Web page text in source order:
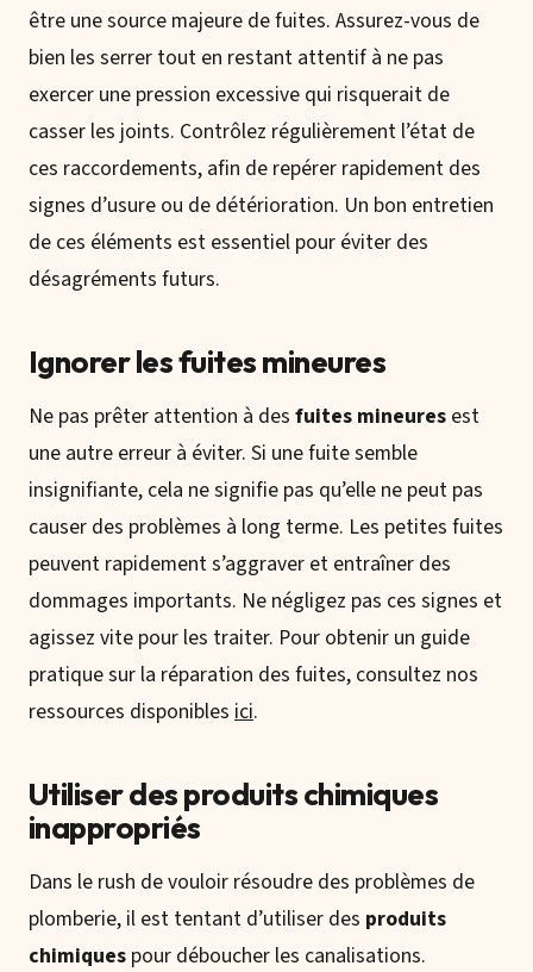
être une source majeure de fuites. Assurez-vous de
bien les serrer tout en restant attentif à ne pas
exercer une pression excessive qui risquerait de
casser les joints. Contrôlez régulièrement l’état de
ces raccordements, afin de repérer rapidement des
signes d’usure ou de détérioration. Un bon entretien
de ces éléments est essentiel pour éviter des
désagréments futurs.
Ignorer les fuites mineures
Ne pas prêter attention à des fuites mineures est
une autre erreur à éviter. Si une fuite semble
insignifiante, cela ne signifie pas qu’elle ne peut pas
causer des problèmes à long terme. Les petites fuites
peuvent rapidement s’aggraver et entraîner des
dommages importants. Ne négligez pas ces signes et
agissez vite pour les traiter. Pour obtenir un guide
pratique sur la réparation des fuites, consultez nos
ressources disponibles ici.
Utiliser des produits chimiques
inappropriés
Dans le rush de vouloir résoudre des problèmes de
plomberie, il est tentant d’utiliser des produits
chimiques pour déboucher les canalisations.